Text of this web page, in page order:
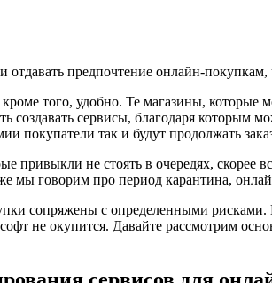
предпочтение онлайн-покупкам,
того, удобно. Те магазины,
создавать сервисы, благодаря которым
покупатели так и будут продолжать
привыкли не стоять в очередях,
мы говорим про период карантина,
сопряжены с определенными рисками.
не окупится. Давайте рассмотрим